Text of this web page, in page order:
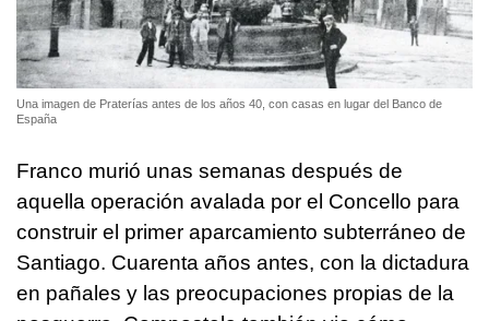
Una imagen de Praterías antes de los años 40, con casas en lugar del Banco de
España
Franco murió unas semanas después de
aquella operación avalada por el Concello para
construir el primer aparcamiento subterráneo de
Santiago. Cuarenta años antes, con la dictadura
en pañales y las preocupaciones propias de la